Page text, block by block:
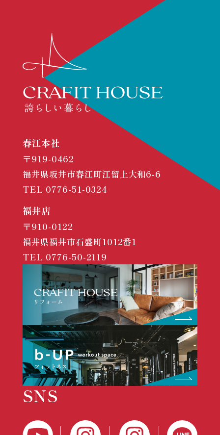
春江本社
〒919-0462
福井県坂井市春江町江留上大和6-6
TEL 0776-51-0324
福井店
〒910-0122
福井県福井市石盛町1012番1
TEL 0776-50-2119
SNS